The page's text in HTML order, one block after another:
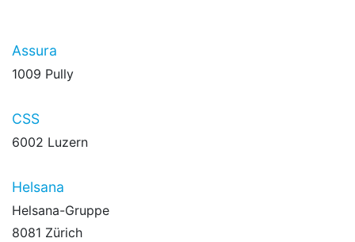
Assura
1009 Pully
CSS
6002 Luzern
Helsana
Helsana-Gruppe
8081 Zürich